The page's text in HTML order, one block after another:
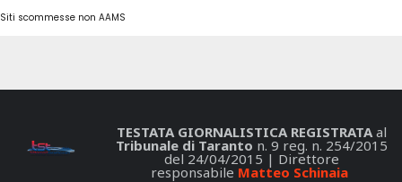
Siti scommesse non AAMS
TESTATA GIORNALISTICA REGISTRATAal
Tribunale di Taranto n. 9 reg. n. 254/2015
del 24/04/2015 | Direttore
responsabile Matteo Schinaia